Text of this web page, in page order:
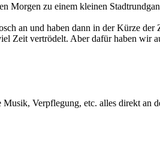
Morgen zu einem kleinen
an und haben dann in der Kürze der
Zeit vertrödelt. Aber dafür haben wir
Verpflegung, etc. alles direkt an